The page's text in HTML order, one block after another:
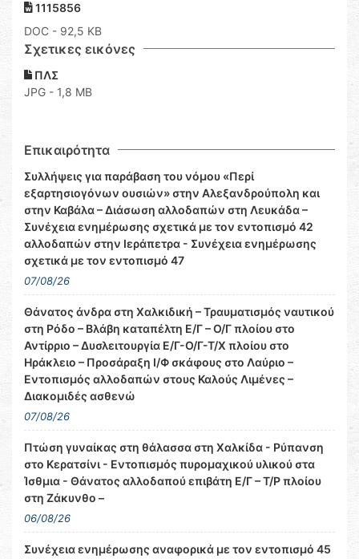
1115856
DOC - 92,5 KB
Σχετικες εικόνες
ΠΛΣ
JPG - 1,8 MB
Επικαιρότητα
Συλλήψεις για παράβαση του νόμου «Περί
εξαρτησιογόνων ουσιών» στην Αλεξανδρούπολη και
στην Καβάλα – Διάσωση αλλοδαπών στη Λευκάδα –
Συνέχεια ενημέρωσης σχετικά με τον εντοπισμό 42
αλλοδαπών στην Ιεράπετρα - Συνέχεια ενημέρωσης
σχετικά με τον εντοπισμό 47
07/08/26
Θάνατος άνδρα στη Χαλκιδική – Τραυματισμός ναυτικού
στη Ρόδο – Βλάβη καταπέλτη Ε/Γ – Ο/Γ πλοίου στο
Αντίρριο – Δυσλειτουργία Ε/Γ-Ο/Γ-Τ/Χ πλοίου στο
Ηράκλειο – Προσάραξη Ι/Φ σκάφους στο Λαύριο –
Εντοπισμός αλλοδαπών στους Καλούς Λιμένες –
Διακομιδές ασθενώ
07/08/26
Πτώση γυναίκας στη θάλασσα στη Χαλκίδα - Ρύπανση
στο Κερατσίνι - Εντοπισμός πυρομαχικού υλικού στα
Ίσθμια - Θάνατος αλλοδαπού επιβάτη Ε/Γ – Τ/Ρ πλοίου
στη Ζάκυνθο –
06/08/26
Συνέχεια ενημέρωσης αναφορικά με τον εντοπισμό 45